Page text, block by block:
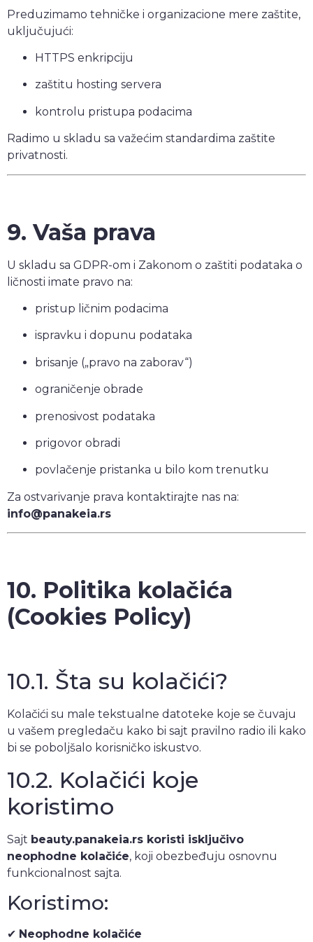
Preduzimamo tehničke i organizacione mere zaštite,
uključujući:
HTTPS enkripciju
zaštitu hosting servera
kontrolu pristupa podacima
Radimo u skladu sa važećim standardima zaštite
privatnosti.
9. Vaša prava
U skladu sa GDPR-om i Zakonom o zaštiti podataka o
ličnosti imate pravo na:
pristup ličnim podacima
ispravku i dopunu podataka
brisanje („pravo na zaborav“)
ograničenje obrade
prenosivost podataka
prigovor obradi
povlačenje pristanka u bilo kom trenutku
Za ostvarivanje prava kontaktirajte nas na:
info@panakeia.rs
10. Politika kolačića
(Cookies Policy)
10.1. Šta su kolačići?
Kolačići su male tekstualne datoteke koje se čuvaju
u vašem pregledaču kako bi sajt pravilno radio ili kako
bi se poboljšalo korisničko iskustvo.
10.2. Kolačići koje
koristimo
Sajt beauty.panakeia.rs koristi isključivo
neophodne kolačiće, koji obezbeđuju osnovnu
funkcionalnost sajta.
Koristimo:
✔ Neophodne kolačiće